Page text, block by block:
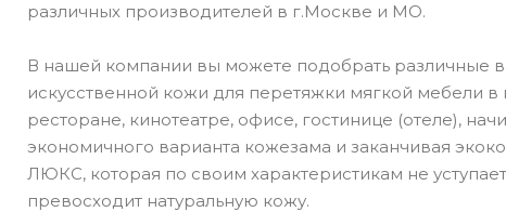
различных производителей в г.Москве и МО.
В нашей компании вы можете подобрать различные
искусственной кожи для перетяжки мягкой мебели в
ресторане, кинотеатре, офисе, гостинице (отеле),
экономичного варианта кожезама и заканчивая
ЛЮКС, которая по своим характеристикам не
превосходит натуральную кожу.